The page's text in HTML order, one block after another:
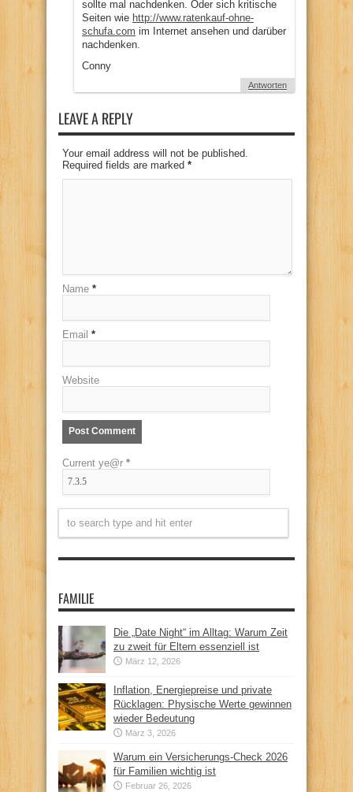
sollte mal nachdenken. Oder sich kritische
Seiten wie http://www.ratenkauf-ohne-
schufa.com im Internet ansehen und darüber
nachdenken.
Conny
Antworten
LEAVE A REPLY
Your email address will not be published.
Required fields are marked *
Name *
Email *
Website
Current ye@r *
FAMILIE
Die „Date Night“ im Alltag: Warum Zeit
zu zweit für Eltern essenziell ist
März 12, 2026
Inflation, Energiepreise und private
Rücklagen: Physische Werte gewinnen
wieder Bedeutung
März 3, 2026
Warum ein Versicherungs-Check 2026
für Familien wichtig ist
Februar 26, 2026